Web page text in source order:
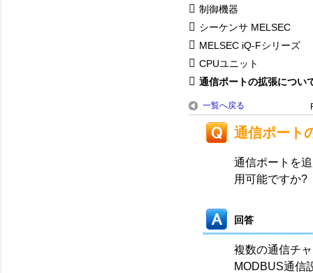
制御機器
シーケンサ MELSEC
MELSEC iQ-Fシリーズ
CPUユニット
通信ポートの拡張につい
一覧へ戻る
通信ポート
通信ポートを
用可能ですか?
回答
複数の通信チ
MODBUS通信